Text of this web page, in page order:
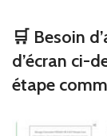
🛒 Besoin
d’écran ci-
étape